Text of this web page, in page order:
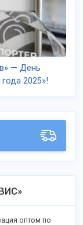
— День
2025»!
оптом по